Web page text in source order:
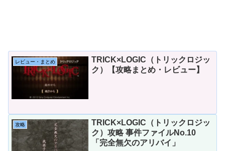
レビュー・まとめ
TRICK×LOGIC（トリックロジッ
ク）【攻略まとめ・レビュー】
攻略
TRICK×LOGIC（トリックロジッ
ク）攻略 事件ファイルNo.10
「完全無欠のアリバイ」